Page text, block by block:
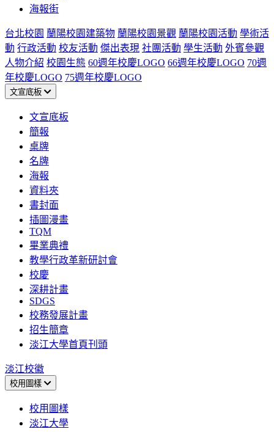
海報街
台北校園 蘭陽校園建築物 蘭陽校園景觀 蘭陽校園活動 學術活
動 行政活動 校友活動 傑出表現 社團活動 學生活動 外賓參觀
人物介紹 校園生態 60週年校慶LOGO 66週年校慶LOGO 70週
年校慶LOGO 75週年校慶LOGO
文宣底板
文宣底板
簡報
桌牌
名牌
海報
資料夾
書封面
插圖漫畫
TQM
畢業典禮
教學行政革新研討會
校慶
深耕計畫
SDGS
校務發展計畫
招生簡章
淡江大學首頁刊頭
淡江校徽
校用圖樣
校用圖樣
淡江大學